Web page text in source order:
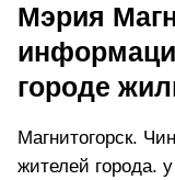
Мэрия
городе
Магнитогорск.
жителей города.